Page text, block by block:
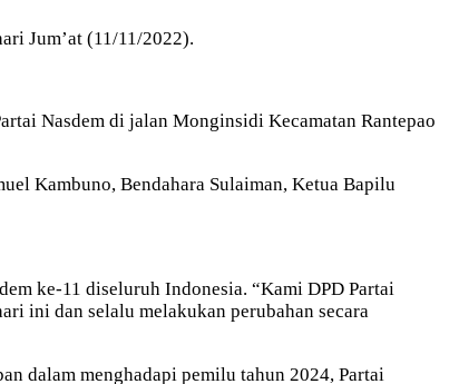
Jum’at (11/11/2022).
Nasdem di jalan Monginsidi Kecamatan Rantepao
Kambuno, Bendahara Sulaiman, Ketua Bapilu
ke-11 diseluruh Indonesia. “Kami DPD Partai
ini dan selalu melakukan perubahan secara
dalam menghadapi pemilu tahun 2024, Partai